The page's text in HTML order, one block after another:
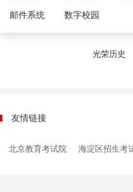
邮件系统 数字校园
光荣历史
友情链接
北京教育考试院 海淀区招生考